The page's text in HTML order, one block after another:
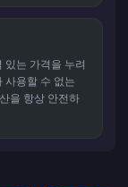
있는 가격을 누려
사용할 수 없는
을 항상 안전하